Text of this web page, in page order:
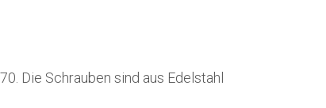
Die Schrauben sind aus Edelstahl